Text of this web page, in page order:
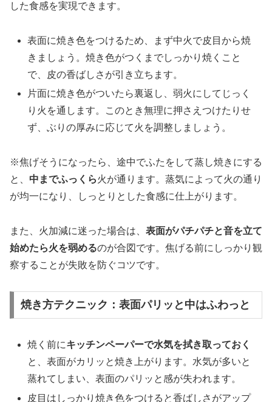
した食感を実現できます。
表面に焼き色をつけるため、まず中火で皮目から焼
きましょう。焼き色がつくまでしっかり焼くこと
で、皮の香ばしさが引き立ちます。
片面に焼き色がついたら裏返し、弱火にしてじっく
り火を通します。このとき無理に押さえつけたりせ
ず、ぶりの厚みに応じて火を調整しましょう。
※焦げそうになったら、途中でふたをして蒸し焼きにする
と、 中までふっくら火が通ります。蒸気によって火の通り
が均一になり、しっとりとした食感に仕上がります。
また、火加減に迷った場合は、 表面がパチパチと音を立て
始めたら火を弱めるのが合図です。焦げる前にしっかり観
察することが失敗を防ぐコツです。
焼き方テクニック：表面パリッと中はふわっと
焼く前にキッチンペーパーで水気を拭き取っておく
と、表面がカリッと焼き上がります。水気が多いと
蒸れてしまい、表面のパリッと感が失われます。
皮目はしっかり焼き色をつけると香ばしさがアップ